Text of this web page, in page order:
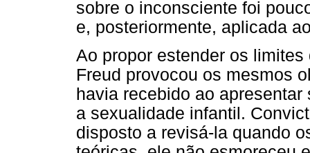
sobre o inconsciente foi
e, posteriormente, aplicada
Ao propor estender os
Freud provocou os mesmos
havia recebido ao
a sexualidade infantil.
disposto a revisá-la quando